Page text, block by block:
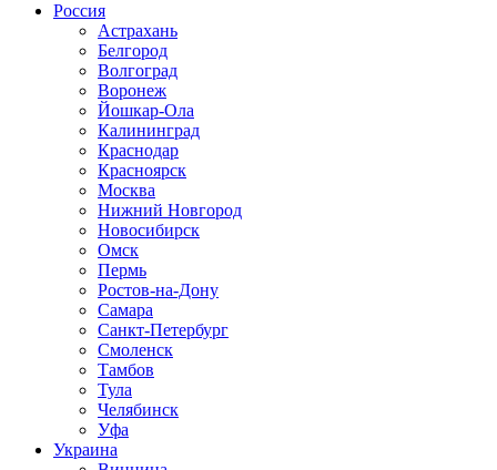
Россия
Астрахань
Белгород
Волгоград
Воронеж
Йошкар-Ола
Калининград
Краснодар
Красноярск
Москва
Нижний Новгород
Новосибирск
Омск
Пермь
Ростов-на-Дону
Самара
Санкт-Петербург
Смоленск
Тамбов
Тула
Челябинск
Уфа
Украина